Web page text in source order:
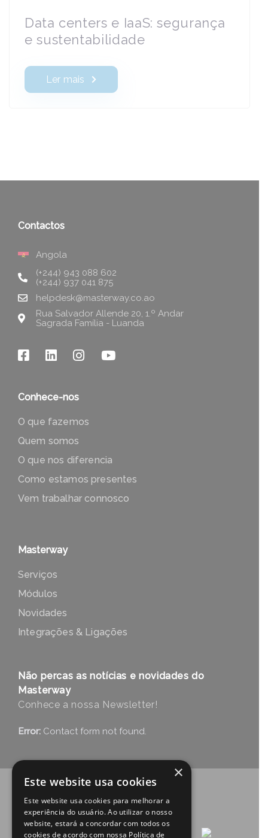
Data centers e IaaS: segurança
e sustentabilidade
Ler mais
Contactos
Angola
(+244) 943 088 602
(+244) 937 041 875
helpdesk@masterway.co.ao
Rua Salvador Allende 20, 1.º Andar
Sagrada Família - Luanda
Conhece-nos
O que fazemos
Quem somos
O que nos diferencia
Como estamos presentes
Vem trabalhar connosco
Masterway
Serviços
Módulos
Novidades
Integrações & Ligações
Não percas as notícias e novidades do
Masterway
Conhece a nossa Newsletter!
Error: Contact form not found.
×
Este website usa cookies
Este website usa cookies para melhorar a
experiência do usuário. Ao utilizar o nosso
website, estará a concordar com todos os
cookies de acordo com nossa Política de